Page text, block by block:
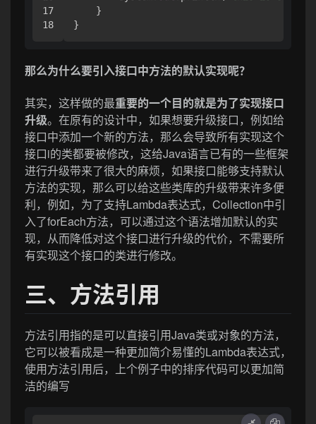
17
    }
}
那么为什么要引入接口中方法的默认实现呢？
其实，这样做的最重要的一个目的就是为了实现接口
升级。在原有的设计中，如果想要升级接口，例如给
接口中添加一个新的方法，那么会导致所有实现这个
接口i的类都要被修改，这给Java语言已有的一些框架
进行升级带来了很大的麻烦，如果接口能够支持默认
方法的实现，那么可以给这些类库的升级带来许多便
利，例如，为了支持Lambda表达式，Collection中引
入了forEach方法，可以通过这个语法增加默认的实
现，从而降低对这个接口进行升级的代价，不需要所
有实现这个接口的类进行修改。
三、方法引用
方法引用指的是可以直接引用Java类或对象的方法，
它可以被看成是一种更加简介易懂的Lambda表达式，
使用方法引用后，上个例子中的排序代码可以更加简
洁的编写